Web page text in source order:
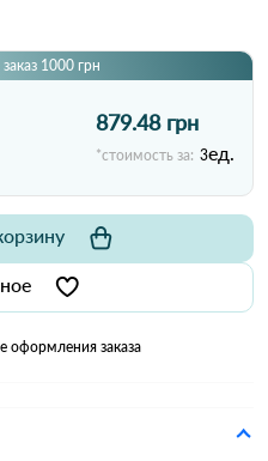
1000 грн
879.48 грн
*стоимость за: 3ед.
оформления заказа